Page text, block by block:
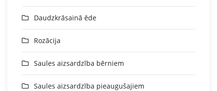
Daudzkrāsainā ēde
Rozācija
Saules aizsardzība bērniem
Saules aizsardzība pieaugušajiem